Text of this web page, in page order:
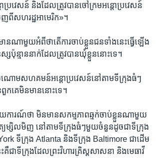
ប្រវេសន៍ និង​ដែល​ត្រូវ​បាន​ចៅក្រម​អន្តោប្រវេសន៍​
ញ​ពី​សហរដ្ឋ​អាមេរិក»។
ណា​មួយ​អំពី​ថា​តើ​ការ​ចាប់​ខ្លួន​ជន​ទាំង​នេះ​ធ្វើ​ឡើង​
ប៉ុន្មាន​នាក់​ដែល​ត្រូវ​បាន​ឃុំ​ខ្លួន​នោះ​ទេ។
ង​ចំណោម​សហគមន៍​អន្តោប្រវេសន៍​នៅ​តាម​ទីក្រុង​ធំៗ​
ពួកគេ​មិន​មាន​នោះ​ទេ។
ការណ៍​ថា មិន​មាន​សកម្មភាព​ឆ្មក់​ចាប់​ខ្លួន​ណា​មួយ​
ទិត្យ​ម្សិលមិញ នៅ​តាម​ទីក្រុង​ធំៗ​មួយ​ចំនួន​ដូចជា​ទីក្រុង
ទីក្រុង Atlanta និង​ទីក្រុង Baltimore ជា​ដើម​
គឺ​ជា​ទីក្រុង​ដែល​ព្រះ​វិហារ​គ្រិស្ត​សាសនា និង​មេធាវី​